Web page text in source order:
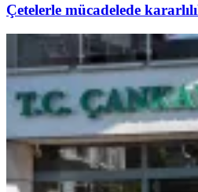
Çetelerle mücadelede